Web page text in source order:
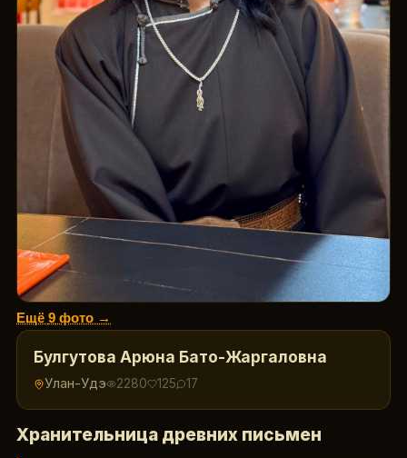
Ещё 9 фото →
Булгутова Арюна Бато-Жаргаловна
Улан-Удэ 2280 125 17
Хранительница древних письмен